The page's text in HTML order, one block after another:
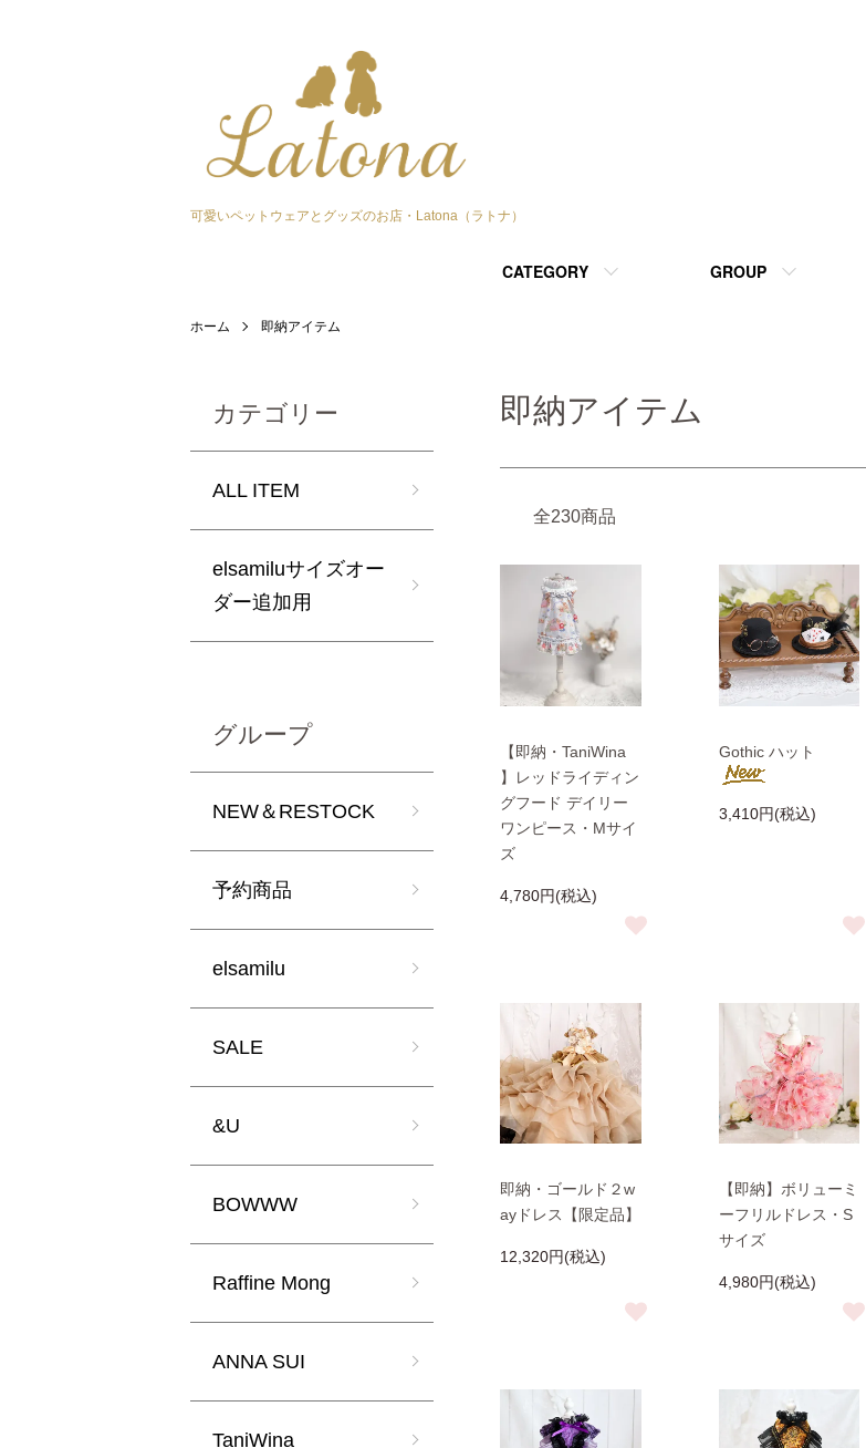
可愛いペットウェアとグッズのお店・Latona（ラトナ）
CATEGORY GROUP
ホーム 即納アイテム
即納アイテム
全230商品
【即納・TaniWina
】レッドライディン
グフード デイリー
ワンピース・Mサイ
ズ
4,780円(税込)
Gothic ハット
3,410円(税込)
即納・ゴールド２w
ayドレス【限定品】
12,320円(税込)
【即納】ボリューミ
ーフリルドレス・S
サイズ
4,980円(税込)
カテゴリー
ALL ITEM
elsamiluサイズオー
ダー追加用
グループ
NEW＆RESTOCK
予約商品
elsamilu
SALE
&U
BOWWW
Raffine Mong
ANNA SUI
TaniWina